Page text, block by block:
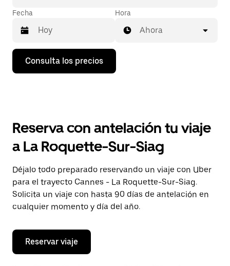
Fecha
Pulsa
flecha
calendario
seleccionar
fecha.
Pulsa
el
botón
de
escape
cerrar
calendario.
Hora
Ahora
Consulta los precios
Reserva con antelación tu viaje
a La Roquette-Sur-Siag
Déjalo todo preparado reservando un viaje con Uber
para el trayecto Cannes - La Roquette-Sur-Siag.
Solicita un viaje con hasta 90 días de antelación en
cualquier momento y día del año.
Reservar viaje